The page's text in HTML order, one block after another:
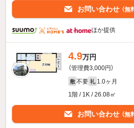
お問い合わせ （無
ほか提供
4.9万円
（管理費3,000円）
敷 不要 礼 1.0ヶ月
1階 / 1K / 26.08㎡
お問い合わせ （無